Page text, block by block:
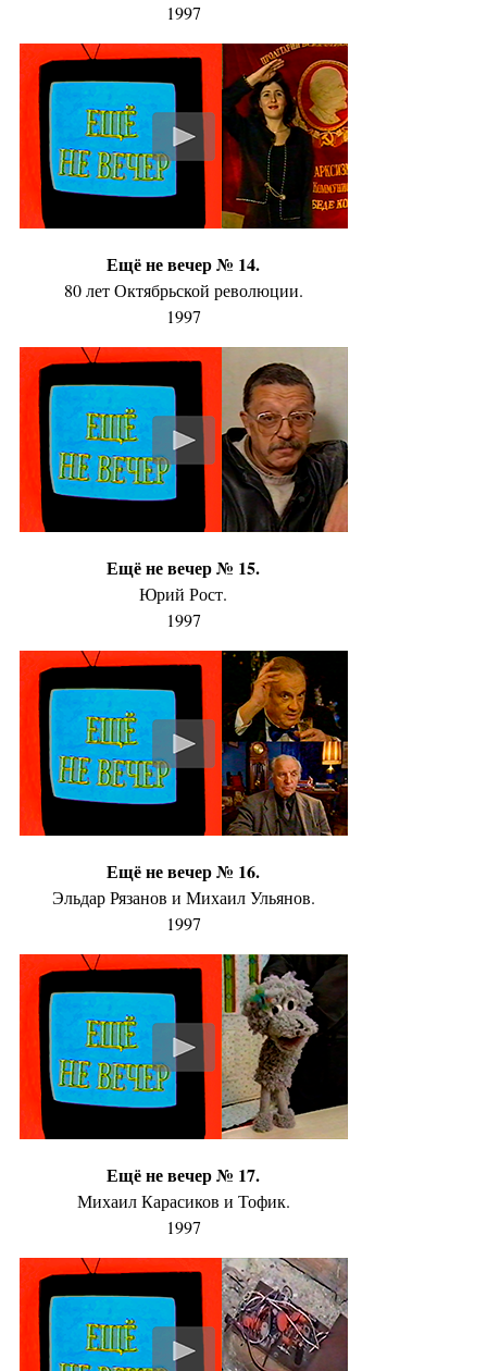
1997
Ещё не вечер № 14.
80 лет Октябрьской революции.
1997
Ещё не вечер № 15.
Юрий Рост.
1997
Ещё не вечер № 16.
Эльдар Рязанов и Михаил Ульянов.
1997
Ещё не вечер № 17.
Михаил Карасиков и Тофик.
1997